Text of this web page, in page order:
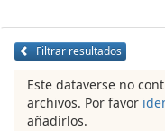
Filtrar resultados
Este dataverse no
archivos. Por favor
añadirlos.